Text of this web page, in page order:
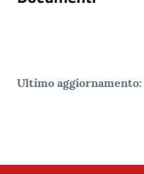
Ultimo aggiornamento: